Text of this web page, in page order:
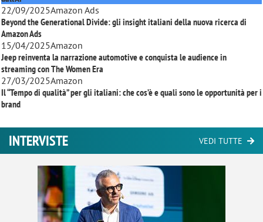
22/09/2025Amazon Ads
Beyond the Generational Divide: gli insight italiani della nuova ricerca di
Amazon Ads
15/04/2025Amazon
Jeep reinventa la narrazione automotive e conquista le audience in
streaming conThe Women Era
27/03/2025Amazon
Il “Tempo di qualità” per gli italiani: che cos’è e quali sono le opportunità per i
brand
INTERVISTE VEDI TUTTE